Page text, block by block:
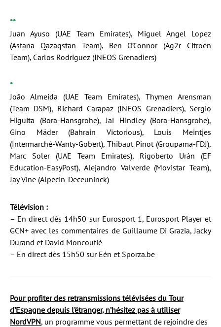
**
Juan Ayuso (UAE Team Emirates), Miguel Angel Lopez
(Astana Qazaqstan Team), Ben O’Connor (Ag2r Citroën
Team), Carlos Rodriguez (INEOS Grenadiers)
*
João Almeida (UAE Team Emirates), Thymen Arensman
(Team DSM), Richard Carapaz (INEOS Grenadiers), Sergio
Higuita (Bora-Hansgrohe), Jai Hindley (Bora-Hansgrohe),
Gino Mäder (Bahrain Victorious), Louis Meintjes
(Intermarché-Wanty-Gobert), Thibaut Pinot (Groupama-FDJ),
Marc Soler (UAE Team Emirates), Rigoberto Urán (EF
Education-EasyPost), Alejandro Valverde (Movistar Team),
Jay Vine (Alpecin-Deceuninck)
Télévision :
– En direct dès 14h50 sur Eurosport 1, Eurosport Player et
GCN+ avec les commentaires de Guillaume Di Grazia, Jacky
Durand et David Moncoutié
– En direct dès 15h50 sur Eén et Sporza.be
Pour profiter des retransmissions télévisées du Tour
d’Espagne depuis l’étranger, n’hésitez pas à utiliser
NordVPN, un programme vous permettant de rejoindre des